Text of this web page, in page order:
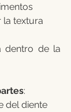
la textura
dentro de la
:
del diente